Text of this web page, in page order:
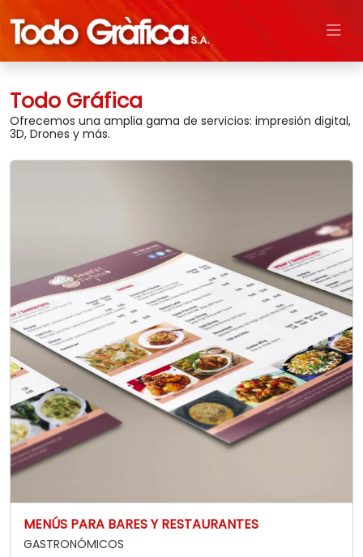
Todo Gráfica
Ofrecemos una amplia gama de servicios: impresión digital,
3D, Drones y más.
MENÚS PARA BARES Y RESTAURANTES
GASTRONÓMICOS